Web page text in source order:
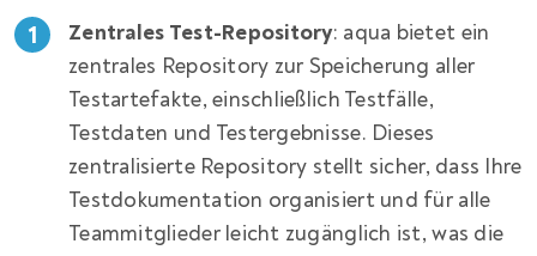
Zentrales Test-Repository: aqua bietet ein
zentrales Repository zur Speicherung aller
Testartefakte, einschließlich Testfälle,
Testdaten und Testergebnisse. Dieses
zentralisierte Repository stellt sicher, dass Ihre
Testdokumentation organisiert und für alle
Teammitglieder leicht zugänglich ist, was die